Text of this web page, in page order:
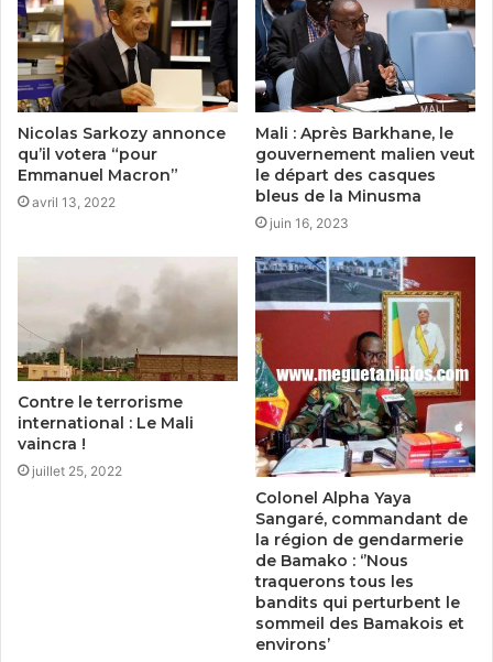
Nicolas Sarkozy annonce
qu’il votera “pour
Emmanuel Macron”
avril 13, 2022
Mali : Après Barkhane, le
gouvernement malien veut
le départ des casques
bleus de la Minusma
juin 16, 2023
Contre le terrorisme
international : Le Mali
vaincra !
juillet 25, 2022
Colonel Alpha Yaya
Sangaré, commandant de
la région de gendarmerie
de Bamako : ‘’Nous
traquerons tous les
bandits qui perturbent le
sommeil des Bamakois et
environs’